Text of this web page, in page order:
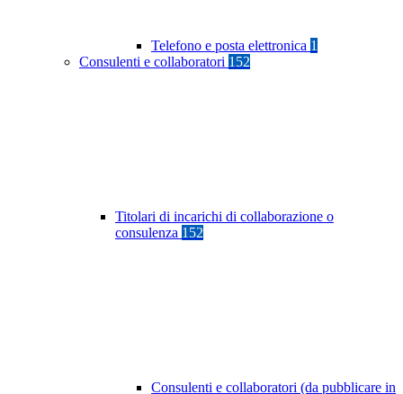
Telefono e posta elettronica 1
Consulenti e collaboratori 152
Titolari di incarichi di collaborazione o
consulenza 152
Consulenti e collaboratori (da pubblicare in